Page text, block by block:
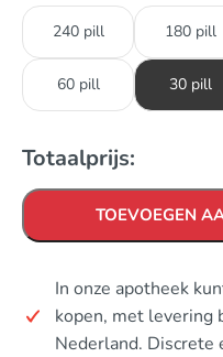
240 pill 180 pill
60 pill 30 pill
Totaalprijs:
TOEVOEGEN
In onze apotheek
kopen, met levering
Nederland. Discrete